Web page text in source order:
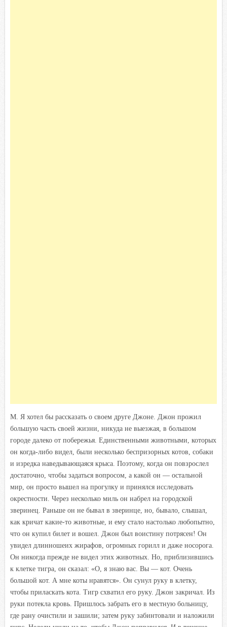
М. Я хотел бы рассказать о своем друге Джоне. Джон прожил
большую часть своей жизни, никуда не выезжая, в большом
городе далеко от побережья. Единственными животными, которых
он когда-либо видел, были несколько беспризорных котов, собаки
и изредка наведывающаяся крыса. Поэтому, когда он повзрослел
достаточно, чтобы задаться вопросом, а какой он — остальной
мир, он просто вышел на прогулку и принялся исследовать
окрестности. Через несколько миль он набрел на городской
зверинец. Раньше он не бывал в зверинце, но, бывало, слышал,
как кричат какие-то животные, и ему стало настолько любопытно,
что он купил билет и вошел. Джон был воистину потрясен! Он
увидел длинношеих жирафов, огромных горилл и даже носорога.
Он никогда прежде не видел этих животных. Но, приблизившись
к клетке тигра, он сказал: «О, я знаю вас. Вы — кот. Очень
большой кот. А мне коты нравятся». Он сунул руку в клетку,
чтобы приласкать кота. Тигр схватил его руку. Джон закричал. Из
руки потекла кровь. Пришлось забрать его в местную больницу,
где рану очистили и зашили; затем руку забинтовали и наложили